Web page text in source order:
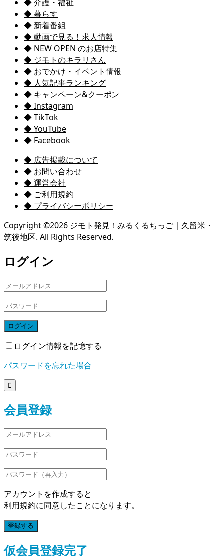
◆ 介護・福祉
◆ 暮らす
◆ 新着番組
◆ 動画で見る！求人情報
◆ NEW OPEN のお店特集
◆ ジモトのキラリさん
◆ おでかけ・イベント情報
◆ 人気記事ランキング
◆ キャンペーン&クーポン
◆ Instagram
◆ TikTok
◆ YouTube
◆ Facebook
◆ 広告掲載について
◆ お問い合わせ
◆ 運営会社
◆ ご利用規約
◆ プライバシーポリシー
Copyright ©2026 ジモト発見！みるくるちっご｜久留米・
筑後地区. All Rights Reserved.
ログイン
ログイン
ログイン情報を記憶する
パスワードを忘れた場合

会員登録
アカウントを作成すると
利用規約に同意したことになります。
登録する
仮会員登録完了